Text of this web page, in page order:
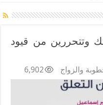
وتتحررين من قيود
والزواج 6,902